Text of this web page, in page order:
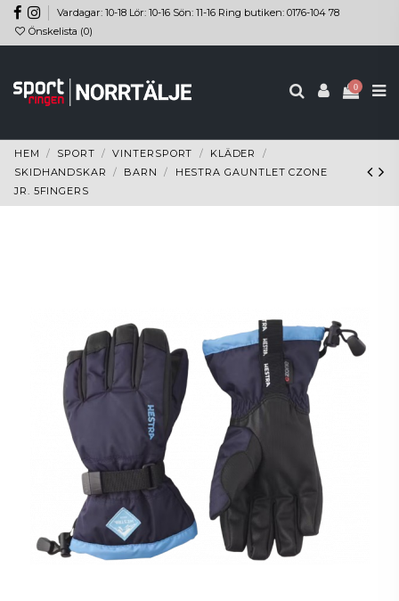
Vardagar: 10-18 Lör: 10-16 Sön: 11-16 Ring butiken: 0176-104 78
Önskelista (0)
0
HEM SPORT VINTERSPORT
KLÄDER
SKIDHANDSKAR
BARN
HESTRA GAUNTLET CZONE
JR. 5FINGERS